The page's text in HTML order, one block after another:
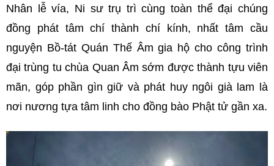
Nhân lễ vía, Ni sư trụ trì cùng toàn thể đại chúng
đồng phát tâm chí thành chí kính, nhất tâm cầu
nguyện Bồ-tát Quán Thế Âm gia hộ cho công trình
đại trùng tu chùa Quan Âm sớm được thành tựu viên
mãn, góp phần gìn giữ và phát huy ngôi già lam là
nơi nương tựa tâm linh cho đồng bào Phật tử gần xa.